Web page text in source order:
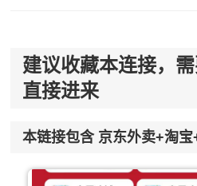
建议收藏本连接，
直接进来
本链接包含 京东外卖+淘